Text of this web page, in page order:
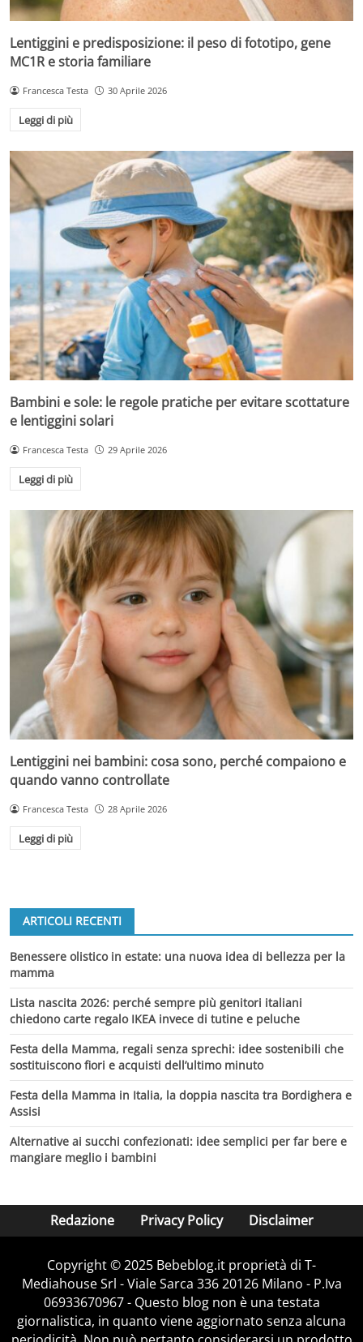
Lentiggini e predisposizione: il peso di fototipo, gene
MC1R e storia familiare
Francesca Testa 30 Aprile 2026
Leggi di più
Bambini e sole: le regole pratiche per evitare scottature
e lentiggini solari
Francesca Testa 29 Aprile 2026
Leggi di più
Lentiggini nei bambini: cosa sono, perché compaiono e
quando vanno controllate
Francesca Testa 28 Aprile 2026
Leggi di più
ARTICOLI RECENTI
Benessere olistico in estate: una nuova idea di bellezza per la
mamma
Lista nascita 2026: perché sempre più genitori italiani
chiedono carte regalo IKEA invece di tutine e peluche
Festa della Mamma, regali senza sprechi: idee sostenibili che
sostituiscono fiori e acquisti dell’ultimo minuto
Festa della Mamma in Italia, la doppia nascita tra Bordighera e
Assisi
Alternative ai succhi confezionati: idee semplici per far bere e
mangiare meglio i bambini
Redazione Privacy Policy Disclaimer
Copyright © 2025 Bebeblog.it proprietà di T-
Mediahouse Srl - Viale Sarca 336 20126 Milano - P.Iva
06933670967 - Questo blog non è una testata
giornalistica, in quanto viene aggiornato senza alcuna